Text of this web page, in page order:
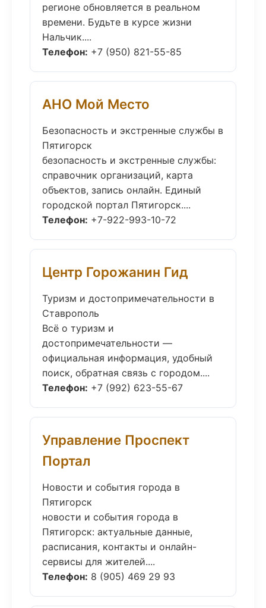
регионе обновляется в реальном
времени. Будьте в курсе жизни
Нальчик....
Телефон: +7 (950) 821-55-85
АНО Мой Место
Безопасность и экстренные службы в
Пятигорск
безопасность и экстренные службы:
справочник организаций, карта
объектов, запись онлайн. Единый
городской портал Пятигорск....
Телефон: +7-922-993-10-72
Центр Горожанин Гид
Туризм и достопримечательности в
Ставрополь
Всё о туризм и
достопримечательности —
официальная информация, удобный
поиск, обратная связь с городом....
Телефон: +7 (992) 623-55-67
Управление Проспект
Портал
Новости и события города в
Пятигорск
новости и события города в
Пятигорск: актуальные данные,
расписания, контакты и онлайн-
сервисы для жителей....
Телефон: 8 (905) 469 29 93